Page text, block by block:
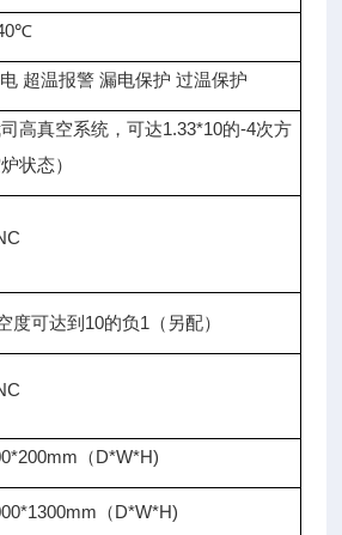
超温报警 漏电保护 过温保护
高真空系统，可达1.33*10的-4次方
状态）
度可达到10的负1（另配）
（D*W*H)
（D*W*H)